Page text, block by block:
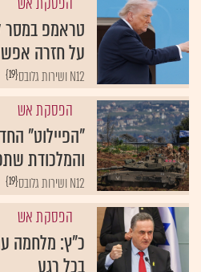
טראמפ במסר
על חזרה
{19} N12 ושירות גלובס
הפסקת אש
"הפיילוט"
והמלכודת שתפסה 40
{19} N12 ושירות גלובס
הפסקת אש
כ"ץ: מלחמה
בכל רגע